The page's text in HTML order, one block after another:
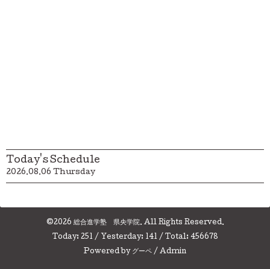
Today's Schedule
2026.08.06 Thursday
©2026 総合進学塾 県央学院. All Rights Reserved.
Today: 251/ Yesterday: 141/ Total: 456678
Powered by グーペ / Admin